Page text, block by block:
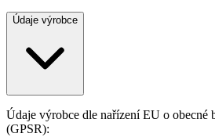
Údaje výrobce
Údaje výrobce dle nařízení EU o obecné
(GPSR):